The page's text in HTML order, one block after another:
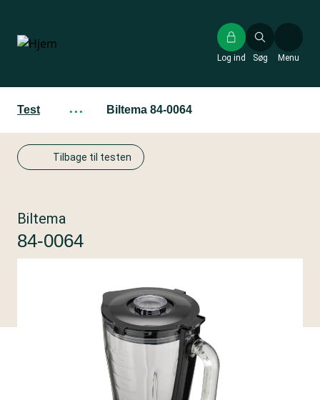
hovedindhold
Søg
Log ind Menu
Test ··· Biltema 84-0064
Tilbage til testen
Biltema
84-0064